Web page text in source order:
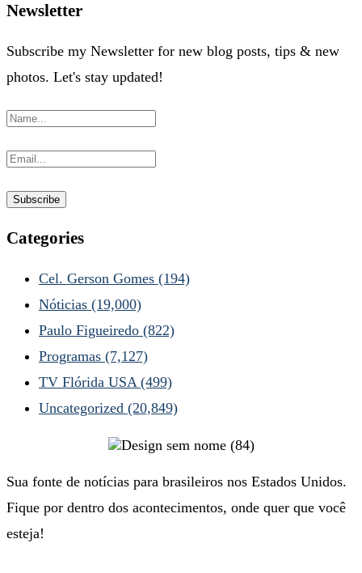
Newsletter
Subscribe my Newsletter for new blog posts, tips & new
photos. Let's stay updated!
Categories
Cel. Gerson Gomes (194)
Nóticias (19,000)
Paulo Figueiredo (822)
Programas (7,127)
TV Flórida USA (499)
Uncategorized (20,849)
Sua fonte de notícias para brasileiros nos Estados Unidos.
Fique por dentro dos acontecimentos, onde quer que você
esteja!